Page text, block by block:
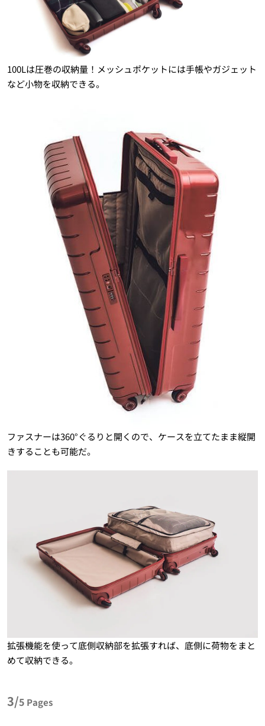
100Lは圧巻の収納量！メッシュポケットには手帳やガジェット
など小物を収納できる。
ファスナーは360°ぐるりと開くので、ケースを立てたまま縦開
きすることも可能だ。
拡張機能を使って底側収納部を拡張すれば、底側に荷物をまと
めて収納できる。
3/5 Pages